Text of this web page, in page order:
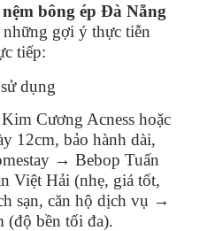
bông ép Đà Nẵng
gợi ý thực tiễn
tiếp:
dụng
Cương Acness hoặc
12cm, bảo hành dài,
→ Bebop Tuấn
Việt Hải (nhẹ, giá tốt,
sạn, căn hộ dịch vụ →
(độ bền tối đa).